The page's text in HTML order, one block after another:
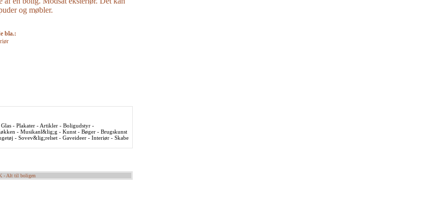
og møbler.
bla.:
- Plakater - Artikler - Boligudstyr -
- Musikanl&lig;g - Kunst - Bøger - Brugskunst
- Sovev&lig;relset - Gaveideer - Interiør - Skabe
- Alt til boligen